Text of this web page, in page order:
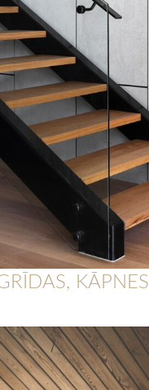
KĀPNES